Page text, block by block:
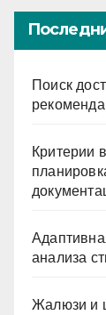
Поиск
Критерии
анализа
Жалюзи и